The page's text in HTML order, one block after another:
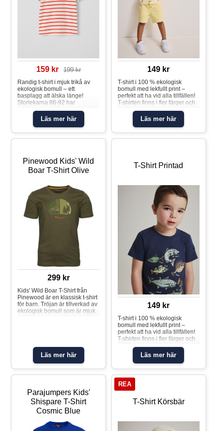
elastan
159 kr 199 kr
Läs mer här
Randig t-shirt i mjuk trikå av
ekologisk bomull – ett
basplagg att älska länge!
Storlekarna 86-92 har
tryckknappar på ena axeln för
att underlätta klädbyten.
Egenskaper: • YKK-
tryckknapparT-shirt randig
149 kr
Läs mer här
T-shirt i 100 % ekologisk
bomull med lekfullt print –
perfekt att ha vid alla tillfällen!
T-shirten finns i fler färger och
tryck som matchar snyggt med
hela kollektionen. Storlekarna
86-92 har tryckknappar på ena
axeln för att underlätta
Pinewood Kids' Wild
Boar T-Shirt Olive
299 kr
Läs mer här
Kids' Wild Boar T-Shirt från
Pinewood är en klassisk t-shirt
för barn. Tröjan är tillverkad av
ekologisk bomull som är mjuk
tryck på bröstet Material: 100
% bomull
T-Shirt Printad
149 kr
Läs mer här
T-shirt i 100 % ekologisk
bomull med lekfullt print –
perfekt att ha vid alla tillfällen!
T-shirten finns i fler färger och
hela kollektionen. Storlekarna
86-92 har tryckknappar på ena
axeln för att underlätta
tryckknapparT-shirt printad
Parajumpers Kids'
Shispare T-Shirt
Cosmic Blue
T-Shirt Körsbär
REA